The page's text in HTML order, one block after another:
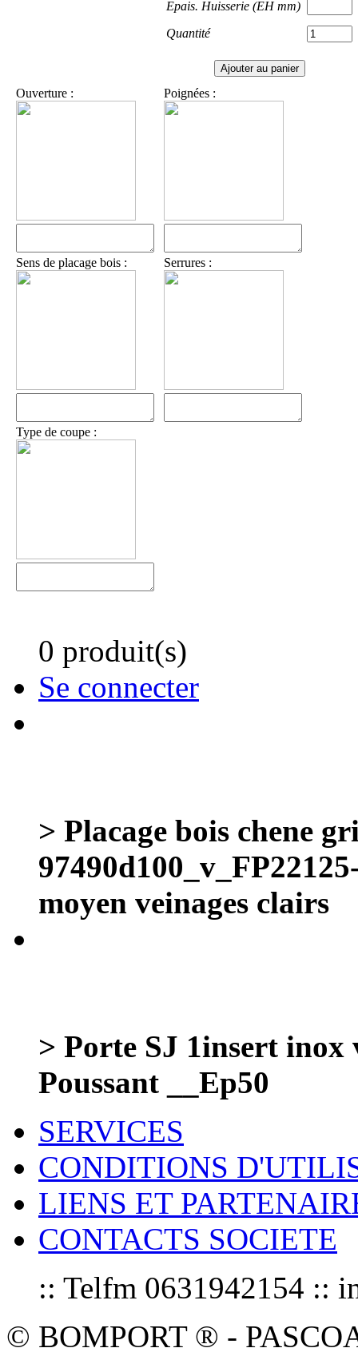
Epais. Huisserie (EH mm)
Quantité
Ouverture :
Sens de placage bois :
Type de coupe :
Poignées :
Serrures :
0 produit(s)
Se connecter
> Placage bois chene
moyen veinages clairs
> Porte SJ 1insert
Poussant __Ep50
SERVICES
CONDITIONS
LIENS ET
CONTACTS SOCIETE
:: Telfm 0631942154 ::
© BOMPORT ® -